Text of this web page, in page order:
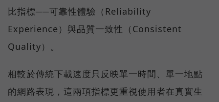
比指標──可靠性體驗（Reliability
Experience）與品質一致性（Consistent
Quality）。
相較於傳統下載速度只反映單一時間、單一地點
的網路表現，這兩項指標更重視使用者在真實生